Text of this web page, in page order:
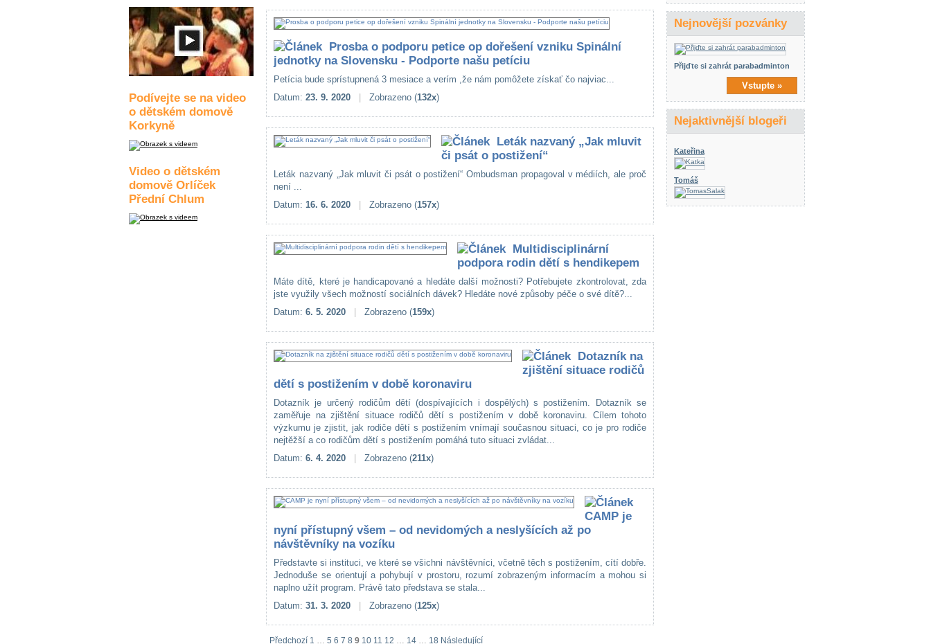
Podívejte se na video
o dětském domově
Korkyně
Video o dětském
domově Orlíček
Přední Chlum
Prosba o podporu petice op dořešení vzniku Spinální
jednotky na Slovensku - Podporte našu petíciu
Petícia bude sprístupnená 3 mesiace a verím ,že nám pomôžete získať čo najviac...
Datum: 23. 9. 2020 Zobrazeno (132x)
Leták nazvaný „Jak mluvit
či psát o postižení“
Leták nazvaný „Jak mluvit či psát o postižení“ Ombudsman propagoval v médiích, ale proč
není ...
Datum: 16. 6. 2020 Zobrazeno (157x)
Multidisciplinární
podpora rodin dětí s hendikepem
Máte dítě, které je handicapované a hledáte další možnosti? Potřebujete zkontrolovat, zda
jste využily všech možností sociálních dávek? Hledáte nové způsoby péče o své dítě?...
Datum: 6. 5. 2020 Zobrazeno (159x)
Dotazník na
zjištění situace rodičů
dětí s postižením v době koronaviru
Dotazník je určený rodičům dětí (dospívajících i dospělých) s postižením. Dotazník se
zaměřuje na zjištění situace rodičů dětí s postižením v době koronaviru. Cílem tohoto
výzkumu je zjistit, jak rodiče dětí s postižením vnímají současnou situaci, co je pro rodiče
nejtěžší a co rodičům dětí s postižením pomáhá tuto situaci zvládat...
Datum: 6. 4. 2020 Zobrazeno (211x)
CAMP je
nyní přístupný všem – od nevidomých a neslyšících až po
návštěvníky na vozíku
Představte si instituci, ve které se všichni návštěvníci, včetně těch s postižením, cítí dobře.
Jednoduše se orientují a pohybují v prostoru, rozumí zobrazeným informacím a mohou si
naplno užít program. Právě tato představa se stala...
Datum: 31. 3. 2020 Zobrazeno (125x)
Předchozí 1 … 5 6 7 8 9 10 11 12 … 14 … 18 Následující
Nejnovější pozvánky
Přijďte si zahrát parabadminton
Vstupte »
Nejaktivnější blogeři
Kateřina
Tomáš